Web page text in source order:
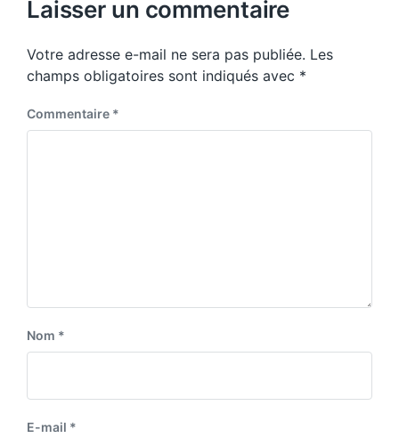
s
o
s
t
p
o
t
:
Laisser un commentaire
Votre adresse e-mail ne sera pas publiée. Les
champs obligatoires sont indiqués avec *
Commentaire *
Nom *
E-mail *